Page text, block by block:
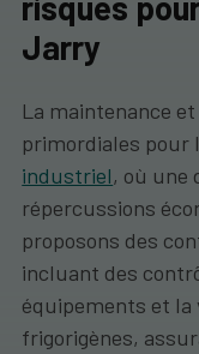
Jarry
La maintenance
primordiales pour
industriel, où une
répercussions
proposons des
incluant des
équipements et
frigorigènes,